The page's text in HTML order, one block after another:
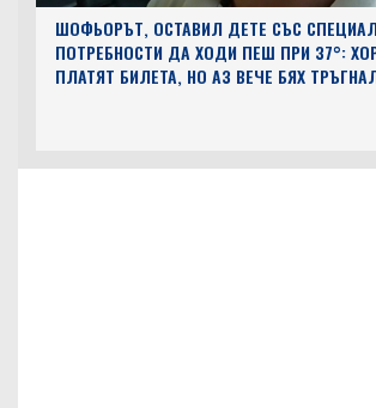
ШОФЬОРЪТ, ОСТАВИЛ ДЕТЕ СЪС
ПОТРЕБНОСТИ ДА ХОДИ ПЕШ ПРИ 37°:
ПЛАТЯТ БИЛЕТА, НО АЗ ВЕЧЕ БЯХ